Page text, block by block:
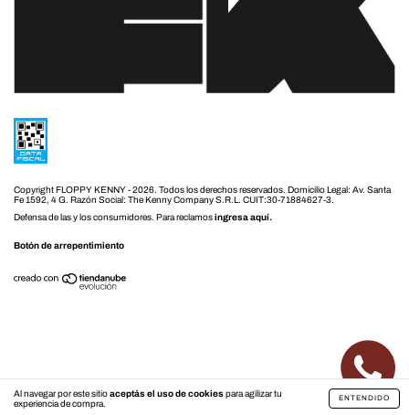
Al navegar por este sitioaceptás el uso de cookiespara agilizar tu
experiencia de compra.
ENTENDIDO
Copyright FLOPPY KENNY - 2026. Todos los derechos reservados.
Defensa de las y los consumidores. Para reclamosingresa aquí.
Botón de arrepentimiento